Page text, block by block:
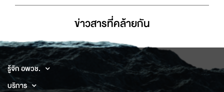
ข่าวสารที่่คล้ายกัน
รู้จัก อพวช.
บริการ